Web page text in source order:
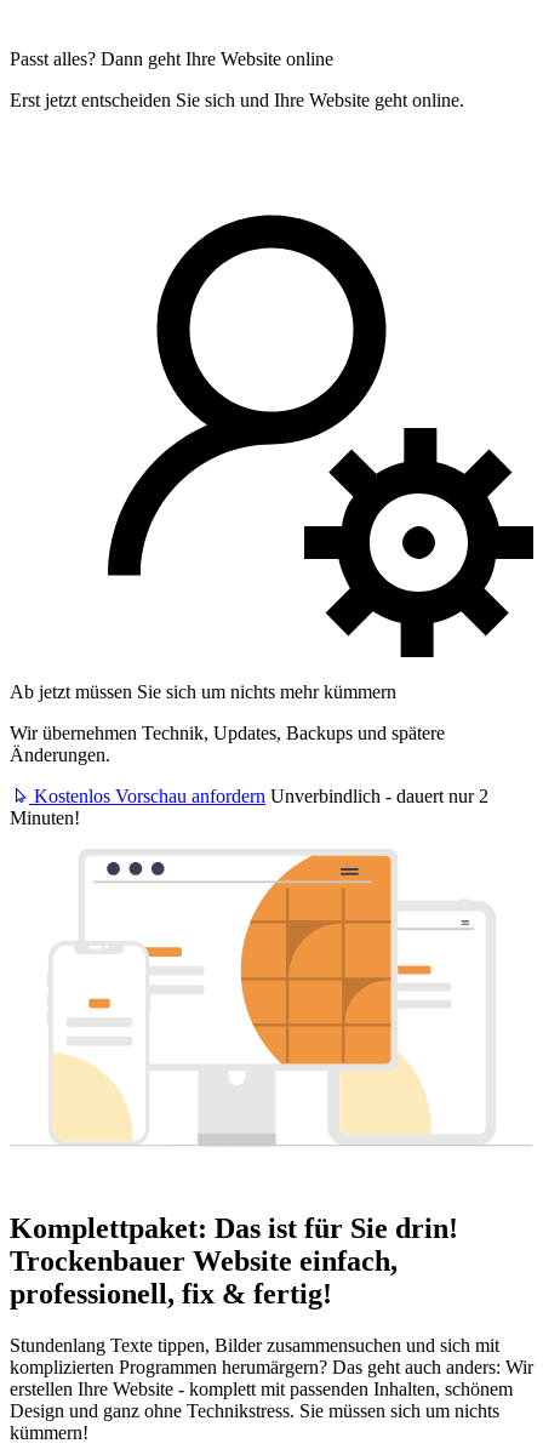
Passt alles? Dann geht Ihre Website online
Erst jetzt entscheiden Sie sich und Ihre Website geht online.
Ab jetzt müssen Sie sich um nichts mehr kümmern
Wir übernehmen Technik, Updates, Backups und spätere
Änderungen.
Kostenlos Vorschau anfordern Unverbindlich - dauert nur 2
Minuten!
Komplettpaket: Das ist für Sie drin!
Trockenbauer Website einfach,
professionell, fix & fertig!
Stundenlang Texte tippen, Bilder zusammensuchen und sich mit
komplizierten Programmen herumärgern? Das geht auch anders: Wir
erstellen Ihre Website - komplett mit passenden Inhalten, schönem
Design und ganz ohne Technikstress. Sie müssen sich um nichts
kümmern!